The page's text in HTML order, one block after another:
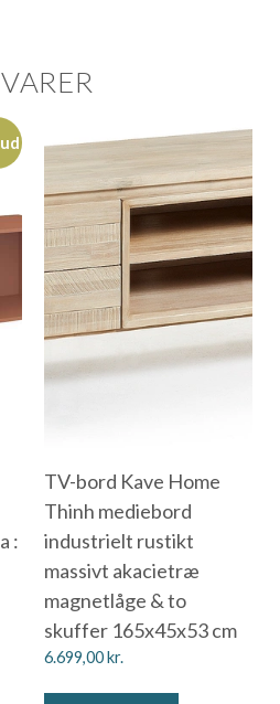
:
TV-bord Kave Home
Thinh mediebord
industrielt rustikt
massivt akacietræ
magnetlåge & to
skuffer 165x45x53 cm
6.699,00kr.